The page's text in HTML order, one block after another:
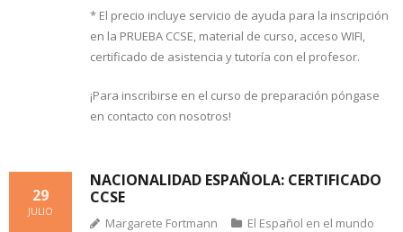
* El precio incluye servicio de ayuda para la inscripción
en la PRUEBA CCSE, material de curso, acceso WIFI,
certificado de asistencia y tutoría con el profesor.
¡Para inscribirse en el curso de preparación póngase
en contacto con nosotros!
NACIONALIDAD ESPAÑOLA: CERTIFICADO
CCSE
29
JULIO
Margarete Fortmann
El Español en el mundo